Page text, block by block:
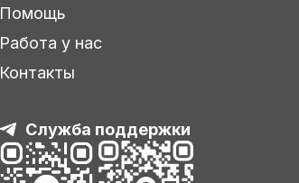
Помощь
Работа у нас
Контакты
Служба поддержки